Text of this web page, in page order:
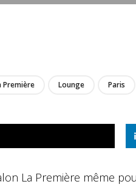
Première Lounge Paris
La Première même